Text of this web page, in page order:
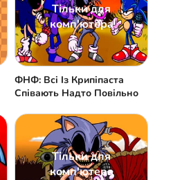
Тільки для
комп'ютера
ФНФ: Всі Із Крипіпаста
Співають Надто Повільно
Тільки для
комп'ютера